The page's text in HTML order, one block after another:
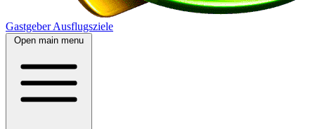
GastgeberAusflugsziele
Open main menu